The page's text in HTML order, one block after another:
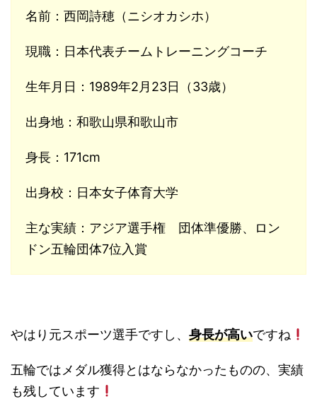
名前：西岡詩穂（ニシオカシホ）
現職：日本代表チームトレーニングコーチ
生年月日：1989年2月23日（33歳）
出身地：和歌山県和歌山市
身長：171cm
出身校：日本女子体育大学
主な実績：アジア選手権 団体準優勝、ロン
ドン五輪団体7位入賞
やはり元スポーツ選手ですし、 身長が高いですね
五輪ではメダル獲得とはならなかったものの、実績
も残しています